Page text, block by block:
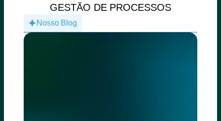
GESTÃO DE PROCESSOS
Nosso Blog